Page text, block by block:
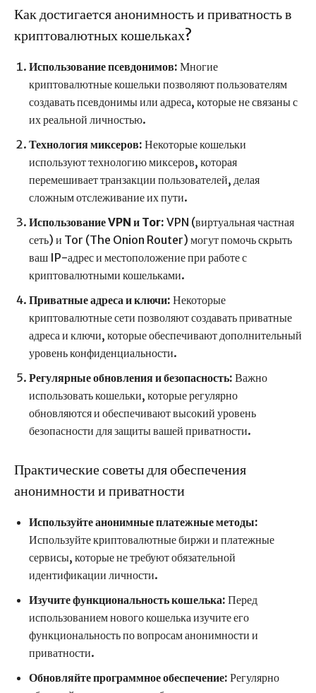
Как достигается анонимность и приватность в
криптовалютных кошельках?
Использование псевдонимов: Многие
криптовалютные кошельки позволяют пользователям
создавать псевдонимы или адреса, которые не связаны с
их реальной личностью.
Технология миксеров: Некоторые кошельки
используют технологию миксеров, которая
перемешивает транзакции пользователей, делая
сложным отслеживание их пути.
Использование VPN и Tor: VPN (виртуальная частная
сеть) и Tor (The Onion Router) могут помочь скрыть
ваш IP-адрес и местоположение при работе с
криптовалютными кошельками.
Приватные адреса и ключи: Некоторые
криптовалютные сети позволяют создавать приватные
адреса и ключи, которые обеспечивают дополнительный
уровень конфиденциальности.
Регулярные обновления и безопасность: Важно
использовать кошельки, которые регулярно
обновляются и обеспечивают высокий уровень
безопасности для защиты вашей приватности.
Практические советы для обеспечения
анонимности и приватности
Используйте анонимные платежные методы:
Используйте криптовалютные биржи и платежные
сервисы, которые не требуют обязательной
идентификации личности.
Изучите функциональность кошелька: Перед
использованием нового кошелька изучите его
функциональность по вопросам анонимности и
приватности.
Обновляйте программное обеспечение: Регулярно